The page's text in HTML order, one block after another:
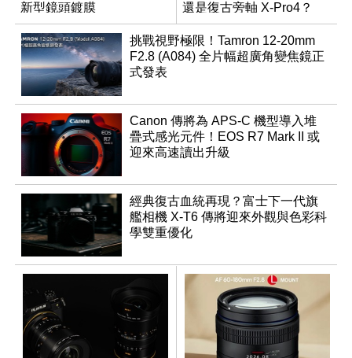
新型鏡頭鍍膜
還是復古旁軸 X-Pro4？
挑戰視野極限！Tamron 12-20mm
F2.8 (A084) 全片幅超廣角變焦鏡正
式發表
Canon 傳將為 APS-C 機型導入堆
疊式感光元件！EOS R7 Mark II 或
迎來高速讀出升級
經典復古血統再現？富士下一代旗
艦相機 X-T6 傳將迎來外觀與色彩科
學雙重優化